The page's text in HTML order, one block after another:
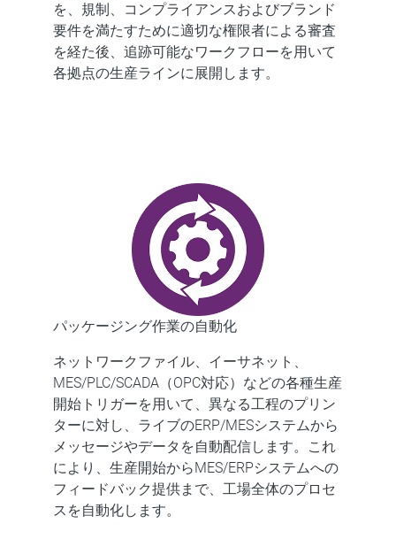
を、規制、コンプライアンスおよびブランド
要件を満たすために適切な権限者による審査
を経た後、追跡可能なワークフローを用いて
各拠点の生産ラインに展開します。
パッケージング作業の自動化
ネットワークファイル、イーサネット、
MES/PLC/SCADA（OPC対応）などの各種生産
開始トリガーを用いて、異なる工程のプリン
ターに対し、ライブのERP/MESシステムから
メッセージやデータを自動配信します。これ
により、生産開始からMES/ERPシステムへの
フィードバック提供まで、工場全体のプロセ
スを自動化します。